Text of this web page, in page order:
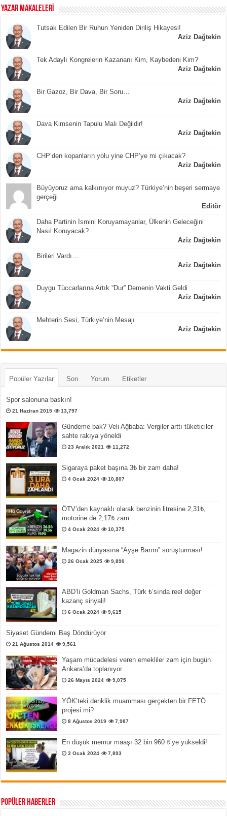
YAZAR MAKALELERİ
Tutsak Edilen Bir Ruhun Yeniden Diriliş Hikayesi!
Aziz Dağtekin
Tek Adaylı Kongrelerin Kazananı Kim, Kaybedeni Kim?
Aziz Dağtekin
Bir Gazoz, Bir Dava, Bir Soru…
Aziz Dağtekin
Dava Kimsenin Tapulu Malı Değildir!
Aziz Dağtekin
CHP’den kopanların yolu yine CHP’ye mi çıkacak?
Aziz Dağtekin
Büyüyoruz ama kalkınıyor muyuz? Türkiye’nin beşeri sermaye
gerçeği
Editör
Daha Partinin İsmini Koruyamayanlar, Ülkenin Geleceğini
Nasıl Koruyacak?
Aziz Dağtekin
Birileri Vardı…
Aziz Dağtekin
Duygu Tüccarlarına Artık “Dur” Demenin Vakti Geldi
Aziz Dağtekin
Mehterin Sesi, Türkiye’nin Mesajı
Aziz Dağtekin
Popüler Yazılar Son Yorum Etiketler
Spor salonuna baskın!
21 Haziran 2015 13,797
Gündeme bak? Veli Ağbaba: Vergiler arttı tüketiciler
sahte rakıya yöneldi
23 Aralık 2021 11,272
Sigaraya paket başına 3₺ bir zam daha!
4 Ocak 2024 10,807
ÖTV’den kaynaklı olarak benzinin litresine 2,31₺,
motorine de 2,17₺ zam
4 Ocak 2024 10,375
Magazin dünyasına “Ayşe Barım” soruşturması!
26 Ocak 2025 9,890
ABD’li Goldman Sachs, Türk ₺’sında reel değer
kazanç sinyali!
6 Ocak 2024 9,615
Siyaset Gündemi Baş Döndürüyor
21 Ağustos 2014 9,561
Yaşam mücadelesi veren emekliler zam için bugün
Ankara’da toplanıyor
26 Mayıs 2024 9,075
YÖK’teki denklik muamması gerçekten bir FETÖ
projesi mi?
8 Ağustos 2019 7,987
En düşük memur maaşı 32 bin 960 ₺’ye yükseldi!
3 Ocak 2024 7,893
Popüler Haberler